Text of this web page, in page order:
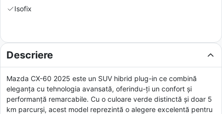
Isofix
Descriere
Mazda CX-60 2025 este un SUV hibrid plug-in ce combină
eleganța cu tehnologia avansată, oferindu-ți un confort și
performanță remarcabile. Cu o culoare verde distinctă și doar 5
km parcurși, acest model reprezintă o alegere excelentă pentru